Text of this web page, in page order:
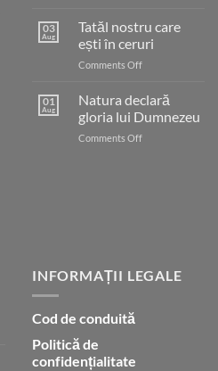
03
Aug
Tatăl nostru care
ești în ceruri
Comments Offon
nostru
care
ești
în
01
Aug
Natura declară
gloria lui Dumnezeu
Comments Offon
INFORMAȚII LEGALE
Cod de conduită
Politică de
confidențialitate